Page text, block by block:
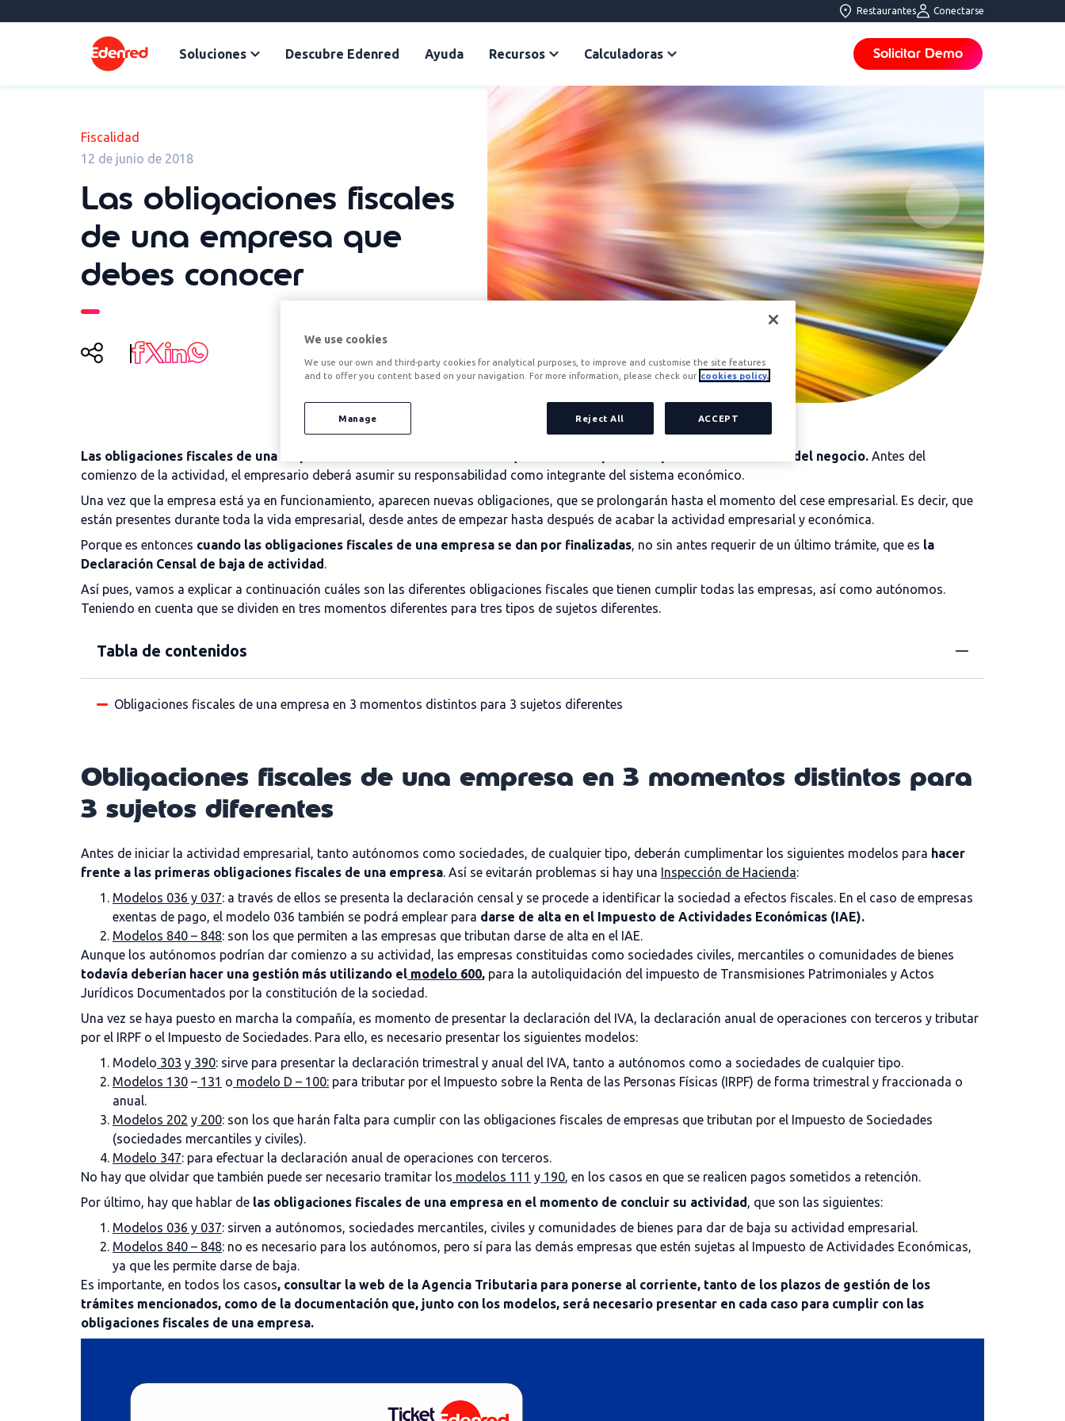
Restaurantes Conectarse
Soluciones Descubre Edenred Ayuda Recursos Calculadoras Solicitar Demo
Fiscalidad
12 de junio de 2018
Las obligaciones fiscales
de una empresa que
debes conocer
Las obligaciones fiscales de una empresa comienzan antes incluso de que se den los primeros pasos de la actividad del negocio. Antes del
comienzo de la actividad, el empresario deberá asumir su responsabilidad como integrante del sistema económico.
Una vez que la empresa está ya en funcionamiento, aparecen nuevas obligaciones, que se prolongarán hasta el momento del cese empresarial. Es decir, que
están presentes durante toda la vida empresarial, desde antes de empezar hasta después de acabar la actividad empresarial y económica.
Porque es entonces cuando las obligaciones fiscales de una empresa se dan por finalizadas, no sin antes requerir de un último trámite, que es la
Declaración Censal de baja de actividad.
Así pues, vamos a explicar a continuación cuáles son las diferentes obligaciones fiscales que tienen cumplir todas las empresas, así como autónomos.
Teniendo en cuenta que se dividen en tres momentos diferentes para tres tipos de sujetos diferentes.
Tabla de contenidos
Obligaciones fiscales de una empresa en 3 momentos distintos para 3 sujetos diferentes
Obligaciones fiscales de una empresa en 3 momentos distintos para
3 sujetos diferentes
Antes de iniciar la actividad empresarial, tanto autónomos como sociedades, de cualquier tipo, deberán cumplimentar los siguientes modelos para hacer
frente a las primeras obligaciones fiscales de una empresa. Así se evitarán problemas si hay una Inspección de Hacienda:
Modelos 036 y 037: a través de ellos se presenta la declaración censal y se procede a identificar la sociedad a efectos fiscales. En el caso de empresas
exentas de pago, el modelo 036 también se podrá emplear para darse de alta en el Impuesto de Actividades Económicas (IAE).
Modelos 840 – 848: son los que permiten a las empresas que tributan darse de alta en el IAE.
Aunque los autónomos podrían dar comienzo a su actividad, las empresas constituidas como sociedades civiles, mercantiles o comunidades de bienes
todavía deberían hacer una gestión más utilizando el modelo 600, para la autoliquidación del impuesto de Transmisiones Patrimoniales y Actos
Jurídicos Documentados por la constitución de la sociedad.
Una vez se haya puesto en marcha la compañía, es momento de presentar la declaración del IVA, la declaración anual de operaciones con terceros y tributar
por el IRPF o el Impuesto de Sociedades. Para ello, es necesario presentar los siguientes modelos:
Modelo 303 y 390: sirve para presentar la declaración trimestral y anual del IVA, tanto a autónomos como a sociedades de cualquier tipo.
Modelos 130 – 131 o modelo D – 100: para tributar por el Impuesto sobre la Renta de las Personas Físicas (IRPF) de forma trimestral y fraccionada o
anual.
Modelos 202 y 200: son los que harán falta para cumplir con las obligaciones fiscales de empresas que tributan por el Impuesto de Sociedades
(sociedades mercantiles y civiles).
Modelo 347: para efectuar la declaración anual de operaciones con terceros.
No hay que olvidar que también puede ser necesario tramitar los modelos 111 y 190, en los casos en que se realicen pagos sometidos a retención.
Por último, hay que hablar de las obligaciones fiscales de una empresa en el momento de concluir su actividad, que son las siguientes:
Modelos 036 y 037: sirven a autónomos, sociedades mercantiles, civiles y comunidades de bienes para dar de baja su actividad empresarial.
Modelos 840 – 848: no es necesario para los autónomos, pero sí para las demás empresas que estén sujetas al Impuesto de Actividades Económicas,
ya que les permite darse de baja.
Es importante, en todos los casos, consultar la web de la Agencia Tributaria para ponerse al corriente, tanto de los plazos de gestión de los
trámites mencionados, como de la documentación que, junto con los modelos, será necesario presentar en cada caso para cumplir con las
obligaciones fiscales de una empresa.
We use cookies
We use our own and third-party cookies for analytical purposes, to improve and customise the site features
and to offer you content based on your navigation. For more information, please check our cookies policy.
Manage Reject All ACCEPT